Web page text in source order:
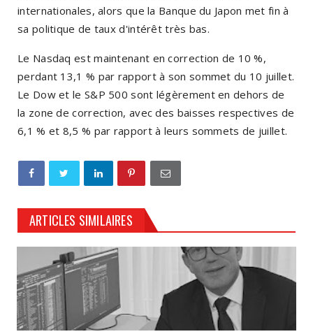
internationales, alors que la Banque du Japon met fin à
sa politique de taux d'intérêt très bas.
Le Nasdaq est maintenant en correction de 10 %,
perdant 13,1 % par rapport à son sommet du 10 juillet.
Le Dow et le S&P 500 sont légèrement en dehors de
la zone de correction, avec des baisses respectives de
6,1 % et 8,5 % par rapport à leurs sommets de juillet.
ARTICLES SIMILAIRES